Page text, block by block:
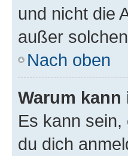
und nicht die
außer
Nach oben
Warum
Es kann
du dich